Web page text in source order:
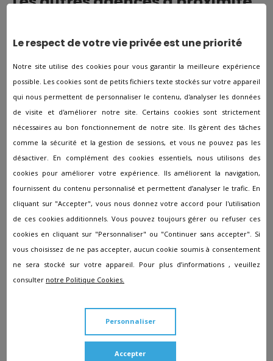
Pompes funèbres à Angoulins
Pompes funèbres à Archiac
Pompes funèbres à Aulnay
Pompes funèbres à Avy
Pompes funèbres à Aytré
Pompes funèbres à Beauvais-sur-Matha
Pompes funèbres à Blanzac-Les-Matha
Pompes funèbres à Bourcefranc-le-Chapus
Pompes funèbres à Chamouillac
Pompes funèbres à Chaniers
Pompes funèbres à Châtelaillon-Plage
Le respect de votre vie privée est une priorité
Notre site utilise des cookies pour vous garantir la meilleure expérience
possible. Les cookies sont de petits fichiers texte stockés sur votre appareil
qui nous permettent de personnaliser le contenu, d'analyser les données
de visite et d'améliorer notre site. Certains cookies sont strictement
nécessaires au bon fonctionnement de notre site. Ils gèrent des tâches
comme la sécurité et la gestion de sessions, et vous ne pouvez pas les
désactiver. En complément des cookies essentiels, nous utilisons des
cookies pour améliorer votre expérience. Ils améliorent la navigation,
fournissent du contenu personnalisé et permettent d’analyser le trafic. En
cliquant sur "Accepter", vous nous donnez votre accord pour l'utilisation
de ces cookies additionnels. Vous pouvez toujours gérer ou refuser ces
cookies en cliquant sur "Personnaliser" ou "Continuer sans accepter". Si
vous choisissez de ne pas accepter, aucun cookie soumis à consentement
ne sera stocké sur votre appareil. Pour plus d’informations , veuillez
consulter notre Politique Cookies.
Personnaliser
Accepter